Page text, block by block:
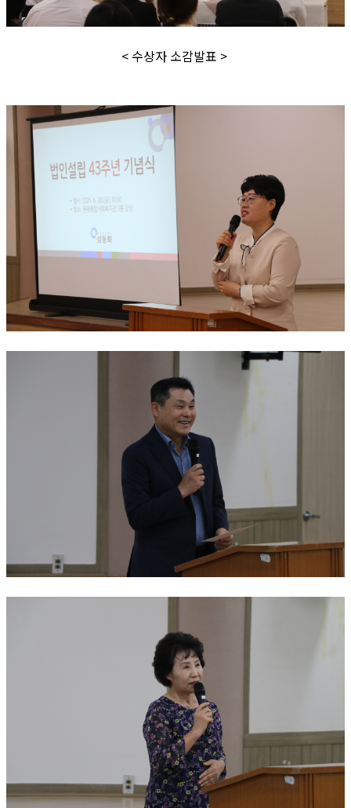
< 수상자 소감발표 >